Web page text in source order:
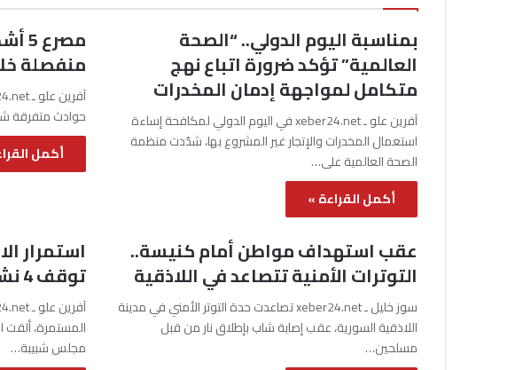
بمناسبة اليوم الدولي.. “الصحة
العالمية” تؤكد ضرورة اتباع نهج
متكامل لمواجهة إدمان المخدرات
آفرين علو ـ xeber24.net في اليوم الدولي لمكافحة إساءة
استعمال المخدرات والإتجار غير المشروع بها، شدّدت منظمة
الصحة العالمية على…
أكمل القراءة »
منفصلة
حوادث متفرقة
أكمل
عقب استهداف مواطن أمام كنيسة..
التوترات الأمنية تتصاعد في اللاذقية
سوز خليل ـ xeber24.net تصاعدت حدة التوتر الأمني في مدينة
اللاذقية السورية، عقب إصابة شاب بإطلاق نار من قبل
مسلحين…
استمرار
توقف 4 نشطاء من حزب المساواة
المستمرة، ألقت
مجلس شبيبة…